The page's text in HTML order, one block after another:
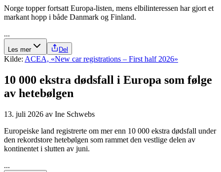
Norge topper fortsatt Europa-listen, mens elbilinteressen har gjort et
markant hopp i både Danmark og Finland.
...
Les mer Del
Kilde: ACEA, «New car registrations – First half 2026»
10 000 ekstra dødsfall i Europa som følge
av hetebølgen
13. juli 2026 av Ine Schwebs
Europeiske land registrerte om mer enn 10 000 ekstra dødsfall under
den rekordstore hetebølgen som rammet den vestlige delen av
kontinentet i slutten av juni.
...